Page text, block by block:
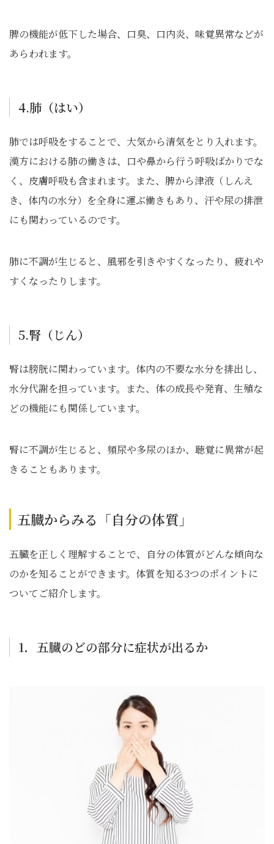
脾の機能が低下した場合、口臭、口内炎、味覚異常などが
あらわれます。
4.肺（はい）
肺では呼吸をすることで、大気から清気をとり入れます。
漢方における肺の働きは、口や鼻から行う呼吸ばかりでな
く、皮膚呼吸も含まれます。また、脾から津液（しんえ
き、体内の水分）を全身に運ぶ働きもあり、汗や尿の排泄
にも関わっているのです。
肺に不調が生じると、風邪を引きやすくなったり、疲れや
すくなったりします。
5.腎（じん）
腎は膀胱に関わっています。体内の不要な水分を排出し、
水分代謝を担っています。また、体の成長や発育、生殖な
どの機能にも関係しています。
腎に不調が生じると、頻尿や多尿のほか、聴覚に異常が起
きることもあります。
五臓からみる「自分の体質」
五臓を正しく理解することで、自分の体質がどんな傾向な
のかを知ることができます。体質を知る3つのポイントに
ついてご紹介します。
1．五臓のどの部分に症状が出るか